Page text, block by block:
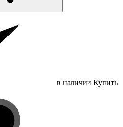
в наличии Купить